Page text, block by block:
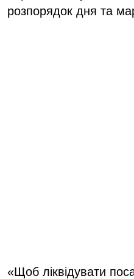
розпорядок дня та
«Щоб ліквідувати